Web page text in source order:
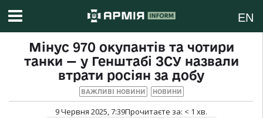
EN
Мінус 970 окупантів та чотири
танки — у Генштабі ЗСУ назвали
втрати росіян за добу
ВАЖЛИВІ НОВИНИ НОВИНИ
9 Червня 2025, 7:39Прочитаєте за: < 1 хв.